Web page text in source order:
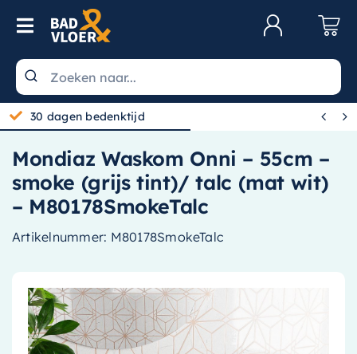
Skip to content
Toggle Navigation
Wastafels
Toiletten
Spiegels
Kranen
Douche
Baden
Radiatoren
30 dagen bedenktijd  
Mondiaz Waskom Onni – 55cm –
smoke (grijs tint)/ talc (mat wit)
– M80178SmokeTalc
Artikelnummer: M80178SmokeTalc